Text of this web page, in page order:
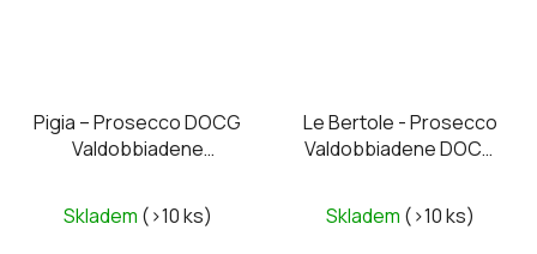
Pigia – Prosecco DOCG
Valdobbiadene
Skladem (>10 ks)
Le Bertole - Prosecco
Valdobbiadene DOCG
Skladem (>10 ks)